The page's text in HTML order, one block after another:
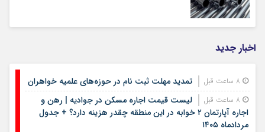
اخبار جدید
تمدید مهلت ثبت نام در حوزه‌های علمیه خواهران
لیست قیمت اجاره مسکن در جوادیه | رهن و
اجاره آپارتمان ۲ خوابه در این منطقه چقدر هزینه دارد؟ + جدول
مردادماه ۱۴۰۵